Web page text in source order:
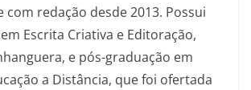
com redação desde 2013. Possui
Escrita Criativa e Editoração,
e pós-graduação em
a Distância, que foi ofertada